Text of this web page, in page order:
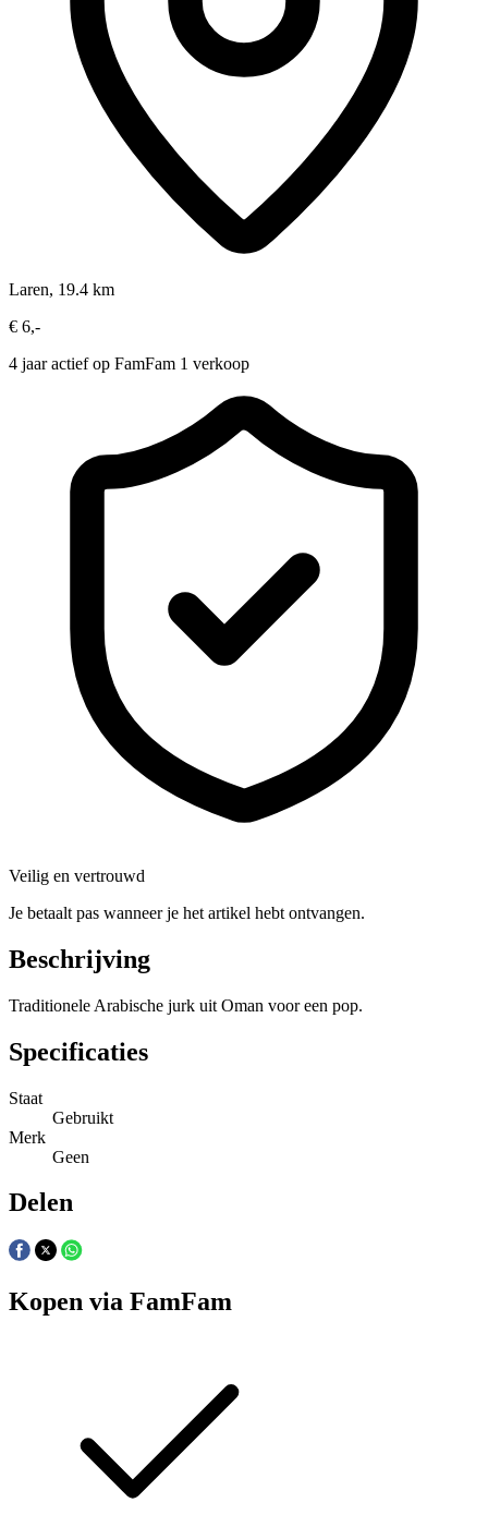
Laren, 19.4 km
€ 6,-
4 jaar actief op FamFam 1 verkoop
Veilig en vertrouwd
Je betaalt pas wanneer je het artikel hebt ontvangen.
Beschrijving
Traditionele Arabische jurk uit Oman voor een pop.
Specificaties
Staat
Gebruikt
Merk
Geen
Delen
Kopen via FamFam